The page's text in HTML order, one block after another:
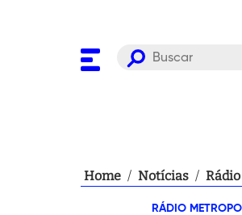
Home / Notícias /
RÁDIO